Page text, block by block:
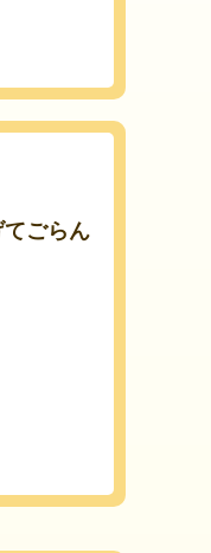
ごらん